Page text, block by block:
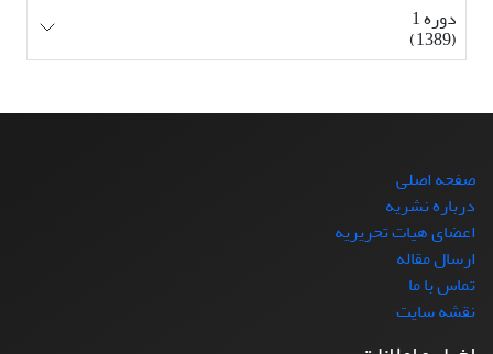
دوره 1
(1389)
صفحه اصلی
درباره نشریه
اعضای هیات تحریریه
ارسال مقاله
تماس با ما
نقشه سایت